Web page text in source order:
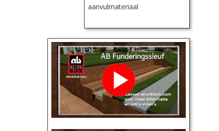
aanvulmateriaal